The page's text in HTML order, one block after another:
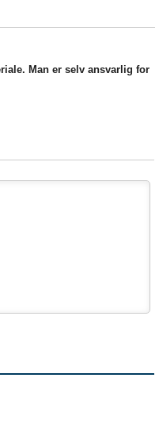
Man er selv ansvarlig for